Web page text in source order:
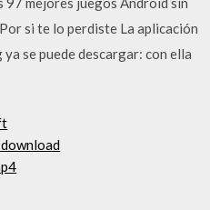
si te lo perdiste La aplicación
se puede descargar: con ella